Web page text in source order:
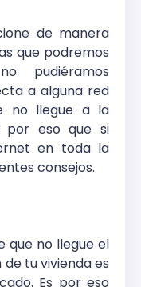
de manera
que podremos
pudiéramos
a alguna red
no llegue a la
por eso que si
en toda la
consejos.
que no llegue el
tu vivienda es
Es por eso